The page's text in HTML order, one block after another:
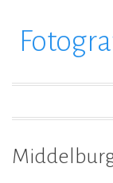
verder